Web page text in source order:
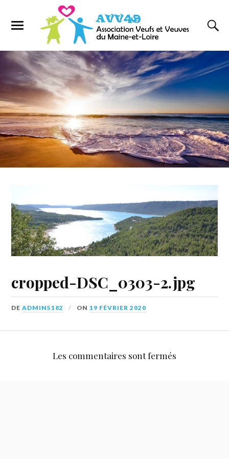
cropped-DSC_0303-2.jpg
DEADMIN5182 ON19 FÉVRIER 2020
Les commentaires sont fermés